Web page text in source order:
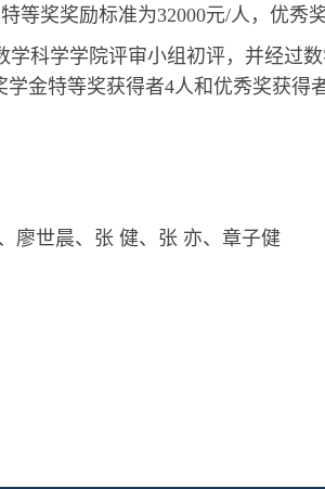
奖奖励标准为32000元/人，优秀奖
科学学院评审小组初评，并经过
金特等奖获得者4人和优秀奖获得
廖世晨、张 健、张 亦、章子健